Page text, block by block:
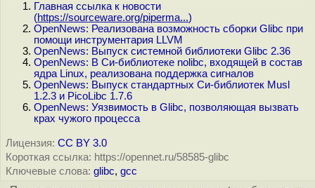
Главная ссылка к новости
(https://sourceware.org/piperma...)
OpenNews: Реализована возможность сборки Glibc при
помощи инструментария LLVM
OpenNews: Выпуск системной библиотеки Glibc 2.36
OpenNews: В Си-библиотеке nolibc, входящей в состав
ядра Linux, реализована поддержка сигналов
OpenNews: Выпуск стандартных Си-библиотек Musl
1.2.3 и PicoLibc 1.7.6
OpenNews: Уязвимость в Glibc, позволяющая вызвать
крах чужого процесса
Лицензия: CC BY 3.0
Короткая ссылка: https://opennet.ru/58585-glibc
Ключевые слова: glibc, gcc